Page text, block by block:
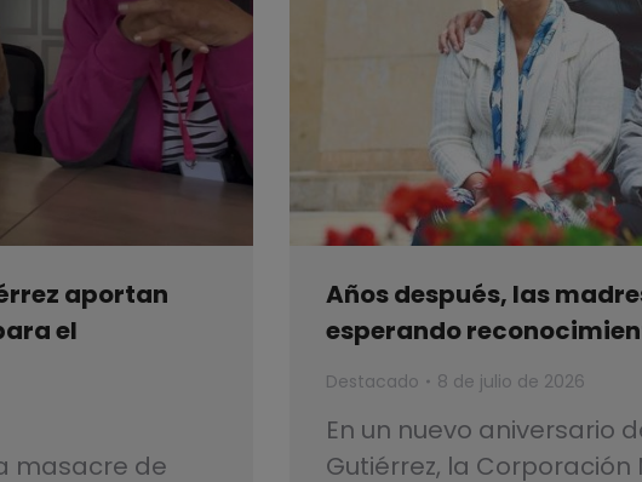
aportan
el
masacre de
Años después, las
esperando
Destacado 8 de julio de 2026
En un nuevo aniversario
Gutiérrez, la